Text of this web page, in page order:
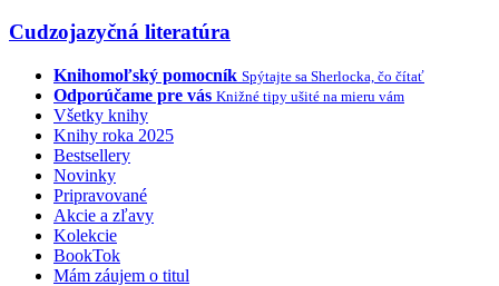
Cudzojazyčná literatúra
Knihomoľský pomocník Spýtajte sa Sherlocka, čo čítať
Odporúčame pre vás Knižné tipy ušité na mieru vám
Všetky knihy
Knihy roka 2025
Bestsellery
Novinky
Pripravované
Akcie a zľavy
Kolekcie
BookTok
Mám záujem o titul